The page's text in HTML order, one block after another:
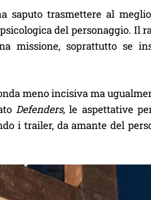
saputo trasmettere al
del personaggio. Il
missione, soprattutto se
meno incisiva ma
Defenders, le aspettative
i trailer, da amante del